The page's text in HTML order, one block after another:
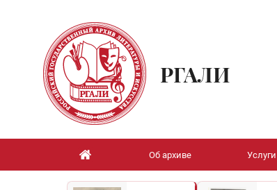
РГАЛИ
Об архиве Услуги